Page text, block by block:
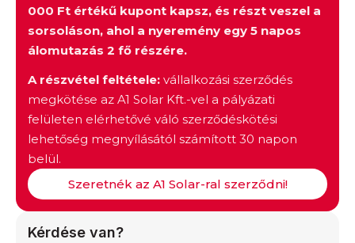
000 Ft értékű kupont kapsz, és részt veszel a
sorsoláson, ahol a nyeremény egy 5 napos
álomutazás 2 fő részére.
A részvétel feltétele: vállalkozási szerződés
megkötése az A1 Solar Kft.-vel a pályázati
felületen elérhetővé váló szerződéskötési
lehetőség megnyílásától számított 30 napon
belül.
Szeretnék az A1 Solar-ral szerződni!
Kérdése van?